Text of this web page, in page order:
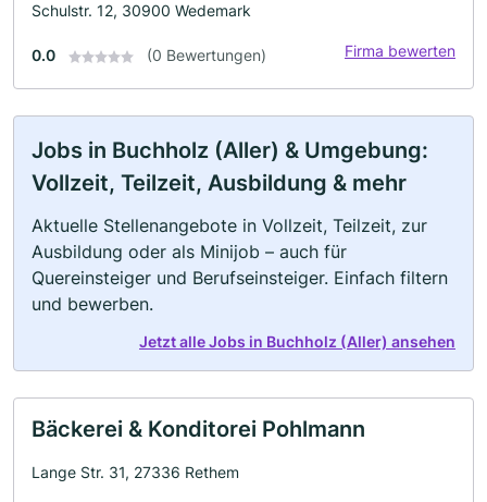
Schulstr. 12, 30900 Wedemark
0.0 (0 Bewertungen) Firma bewerten
Jobs in Buchholz (Aller) & Umgebung:
Vollzeit, Teilzeit, Ausbildung & mehr
Aktuelle Stellenangebote in Vollzeit, Teilzeit, zur
Ausbildung oder als Minijob – auch für
Quereinsteiger und Berufseinsteiger. Einfach filtern
und bewerben.
Jetzt alle Jobs in Buchholz (Aller) ansehen
Bäckerei & Konditorei Pohlmann
Lange Str. 31, 27336 Rethem